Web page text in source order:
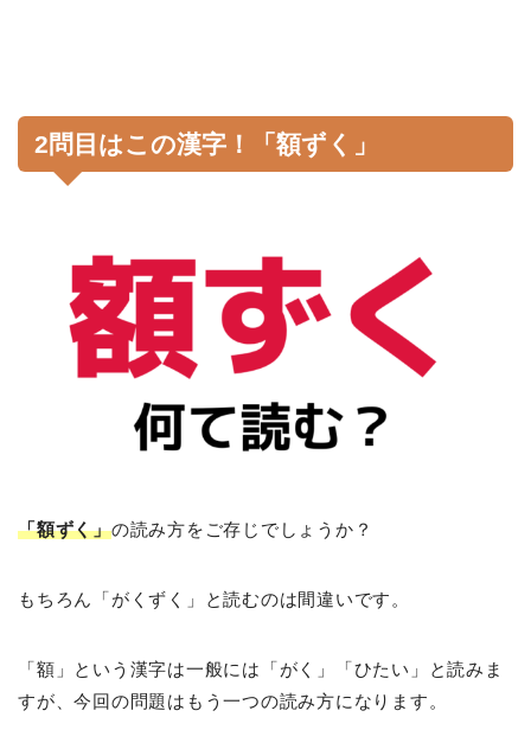
2問目はこの漢字！「額ずく」
「額ずく」の読み方をご存じでしょうか？
もちろん「がくずく」と読むのは間違いです。
「額」という漢字は一般には「がく」「ひたい」と読みま
すが、今回の問題はもう一つの読み方になります。